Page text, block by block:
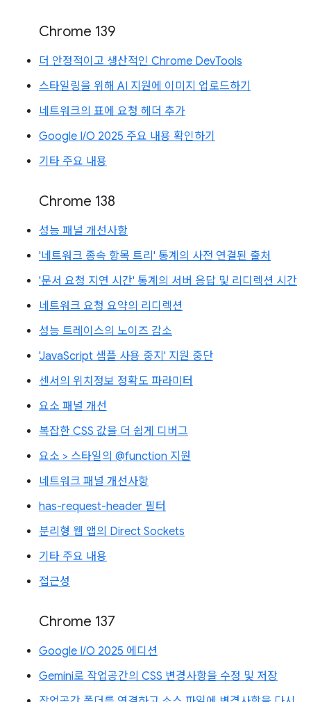
Chrome 139
더 안정적이고 생산적인 Chrome DevTools
스타일링을 위해 AI 지원에 이미지 업로드하기
네트워크의 표에 요청 헤더 추가
Google I/O 2025 주요 내용 확인하기
기타 주요 내용
Chrome 138
성능 패널 개선사항
'네트워크 종속 항목 트리' 통계의 사전 연결된 출처
'문서 요청 지연 시간' 통계의 서버 응답 및 리디렉션 시간
네트워크 요청 요약의 리디렉션
성능 트레이스의 노이즈 감소
'JavaScript 샘플 사용 중지' 지원 중단
센서의 위치정보 정확도 파라미터
요소 패널 개선
복잡한 CSS 값을 더 쉽게 디버그
요소 > 스타일의 @function 지원
네트워크 패널 개선사항
has-request-header 필터
분리형 웹 앱의 Direct Sockets
기타 주요 내용
접근성
Chrome 137
Google I/O 2025 에디션
Gemini로 작업공간의 CSS 변경사항을 수정 및 저장